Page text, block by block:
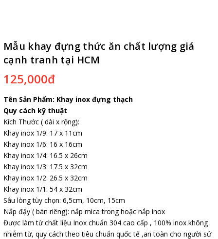
Mẫu khay đựng thức ăn chất lượng giá
cạnh tranh tại HCM
125,000đ
Tên Sản Phẩm: Khay inox đựng thạch
Quy cách kỹ thuật
Kích Thước ( dài x rộng):
Khay inox 1/9: 17 x 11cm
Khay inox 1/6: 16 x 16cm
Khay inox 1/4: 16.5 x 26cm
Khay inox 1/3: 17.5 x 32cm
Khay inox 1/2: 26.5 x 32cm
Khay inox 1/1: 54 x 32cm
Sâu lòng tùy chọn: 6,5cm, 10cm, 15cm
Nắp đậy ( bán riêng): nắp mica trong hoặc nắp inox
Được làm từ chất liệu Inox chuẩn 304 cao cấp , 100% inox không
nhiễm từ, quy cách theo tiêu chuẩn quốc tế ,an toàn cho người sử